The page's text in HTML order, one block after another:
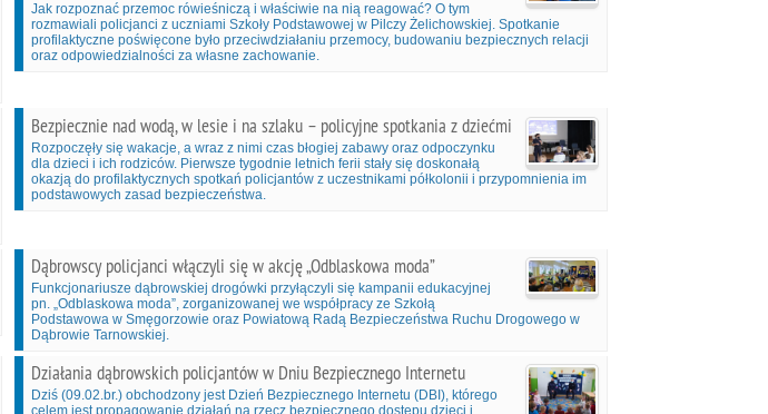
Jak rozpoznać przemoc rówieśniczą i właściwie na nią reagować? O tym
rozmawiali policjanci z uczniami Szkoły Podstawowej w Pilczy Żelichowskiej. Spotkanie
profilaktyczne poświęcone było przeciwdziałaniu przemocy, budowaniu bezpiecznych relacji
oraz odpowiedzialności za własne zachowanie.
Bezpiecznie nad wodą, w lesie i na szlaku – policyjne spotkania z dziećmi
Rozpoczęły się wakacje, a wraz z nimi czas błogiej zabawy oraz odpoczynku
dla dzieci i ich rodziców. Pierwsze tygodnie letnich ferii stały się doskonałą
okazją do profilaktycznych spotkań policjantów z uczestnikami półkolonii i przypomnienia im
podstawowych zasad bezpieczeństwa.
Dąbrowscy policjanci włączyli się w akcję „Odblaskowa moda”
Funkcjonariusze dąbrowskiej drogówki przyłączyli się kampanii edukacyjnej
pn. „Odblaskowa moda”, zorganizowanej we współpracy ze Szkołą
Podstawowa w Smęgorzowie oraz Powiatową Radą Bezpieczeństwa Ruchu Drogowego w
Dąbrowie Tarnowskiej.
Działania dąbrowskich policjantów w Dniu Bezpiecznego Internetu
Dziś (09.02.br.) obchodzony jest Dzień Bezpiecznego Internetu (DBI), którego